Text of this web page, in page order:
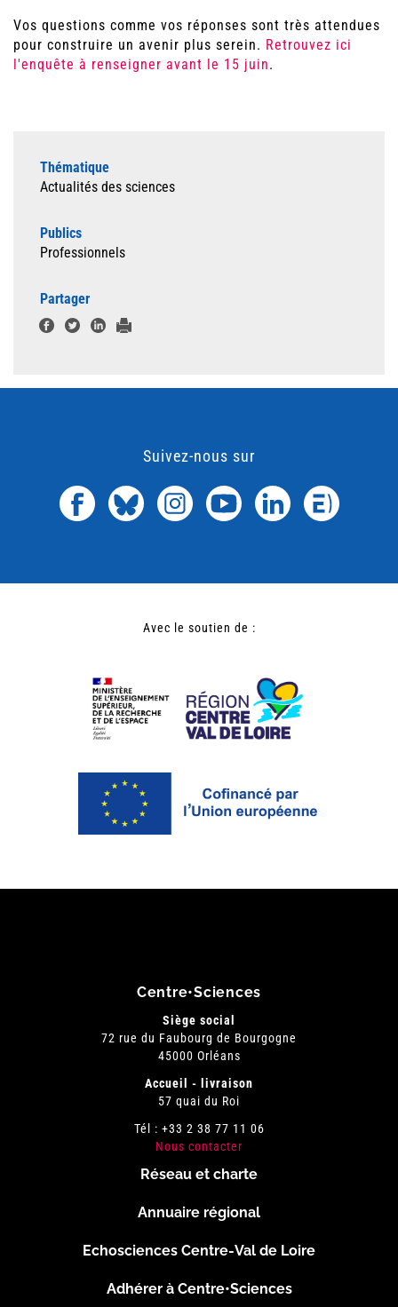
Vos questions comme vos réponses sont très attendues
pour construire un avenir plus serein. Retrouvez ici
l'enquête à renseigner avant le 15 juin.
Thématique
Actualités des sciences
Publics
Professionnels
Partager
Suivez-nous sur
Avec le soutien de :
Centre•Sciences
Siège social
72 rue du Faubourg de Bourgogne
45000 Orléans
Accueil - livraison
57 quai du Roi
Tél : +33 2 38 77 11 06
Nous contacter
Réseau et charte
Annuaire régional
Echosciences Centre-Val de Loire
Adhérer à Centre•Sciences